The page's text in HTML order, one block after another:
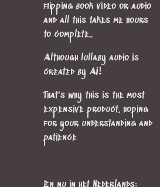
flipping book video or audio
and all this takes me hours
to complete..
Although lullaby audio is
created by AI!
That's why this is the most
expensive product, hoping
for your understanding and
patience
En nu in het Nederlands: